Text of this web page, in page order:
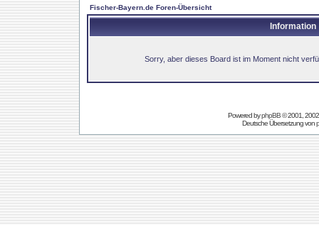
Fischer-Bayern.de Foren-Übersicht
Information
Sorry, aber dieses Board ist im Moment nicht
Powered byphpBB© 2001,
Deutsche Übersetzung von